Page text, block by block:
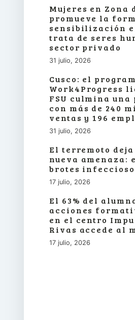
Mujeres en Zona
promueve la
sensibilización
trata de seres
sector privado
31 julio, 2026
Cusco: el
Work4Progress
FSU culmina
con más de 240
ventas y 196
31 julio, 2026
El terremoto deja
nueva amenaza:
brotes
17 julio, 2026
El 63% del
acciones
en el centro
Rivas accede al
17 julio, 2026